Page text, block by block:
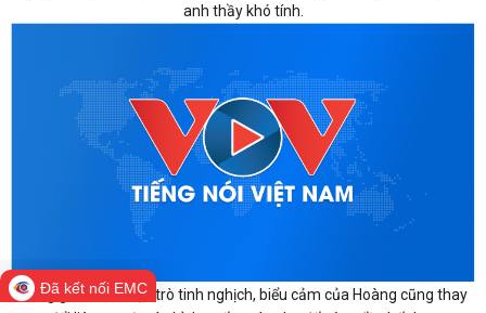
anh thầy khó tính.
Đứng giữa đám học trò tinh nghịch, biểu cảm của Hoàng cũng thay
Đã kết nối EMC